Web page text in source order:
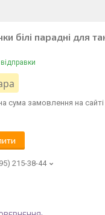
білі парадні для
сума замовлення на
215-38-44